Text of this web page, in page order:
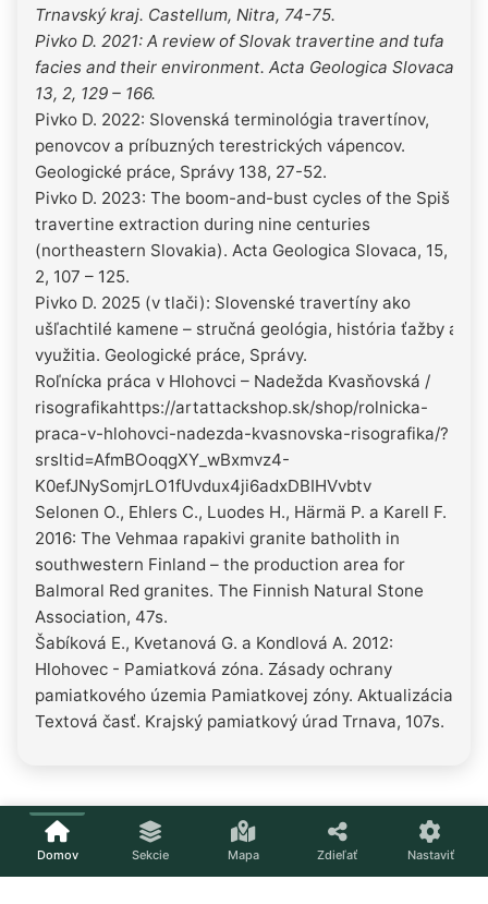
Trnavský kraj. Castellum, Nitra, 74-75.
Pivko D. 2021: A review of Slovak travertine and tufa
facies and their environment. Acta Geologica Slovaca,
13, 2, 129 – 166.
Pivko D. 2022: Slovenská terminológia travertínov,
penovcov a príbuzných terestrických vápencov.
Geologické práce, Správy 138, 27-52.
Pivko D. 2023: The boom-and-bust cycles of the Spiš
travertine extraction during nine centuries
(northeastern Slovakia). Acta Geologica Slovaca, 15,
2, 107 – 125.
Pivko D. 2025 (v tlači): Slovenské travertíny ako
ušľachtilé kamene – stručná geológia, história ťažby a
využitia. Geologické práce, Správy.
Roľnícka práca v Hlohovci – Nadežda Kvasňovská /
risografikahttps://artattackshop.sk/shop/rolnicka-
praca-v-hlohovci-nadezda-kvasnovska-risografika/?
srsltid=AfmBOoqgXY_wBxmvz4-
K0efJNySomjrLO1fUvdux4ji6adxDBIHVvbtv
Selonen O., Ehlers C., Luodes H., Härmä P. a Karell F.
2016: The Vehmaa rapakivi granite batholith in
southwestern Finland – the production area for
Balmoral Red granites. The Finnish Natural Stone
Association, 47s.
Šabíková E., Kvetanová G. a Kondlová A. 2012:
Hlohovec - Pamiatková zóna. Zásady ochrany
pamiatkového územia Pamiatkovej zóny. Aktualizácia.
Textová časť. Krajský pamiatkový úrad Trnava, 107s.
Domov Sekcie Mapa Zdieľať Nastaviť